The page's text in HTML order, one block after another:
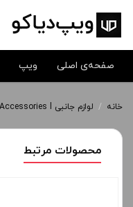
صفحه‌ی اصلی ویپ
خانه / لوازم جانبی Accessories l
محصولات مرتبط